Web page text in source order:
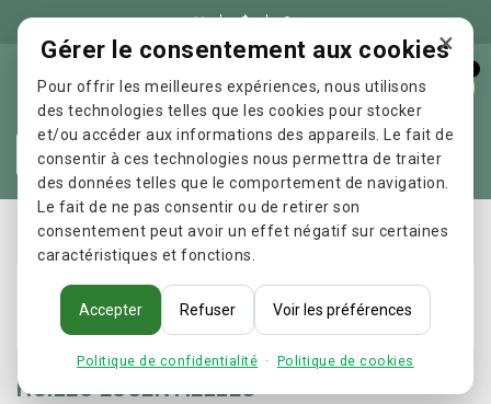
×
Gérer le consentement aux cookies
Pour offrir les meilleures expériences, nous utilisons
des technologies telles que les cookies pour stocker
et/ou accéder aux informations des appareils. Le fait de
consentir à ces technologies nous permettra de traiter
des données telles que le comportement de navigation.
Le fait de ne pas consentir ou de retirer son
consentement peut avoir un effet négatif sur certaines
caractéristiques et fonctions.
Accepter Refuser Voir les préférences
Politique de confidentialité · Politique de cookies

Accueil AROMATHERAPIE HUILES ESSENTIELLES
HUILES ESSENTIELLES